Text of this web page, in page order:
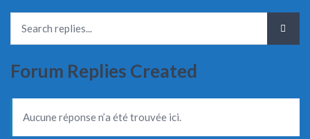
Forum Replies Created
Aucune réponse n’a été trouvée ici.